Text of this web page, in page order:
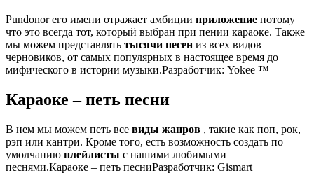
Pundonor его имени отражает амбиции приложение потому
что это всегда тот, который выбран при пении караоке. Также
мы можем представлять тысячи песен из всех видов
черновиков, от самых популярных в настоящее время до
мифического в истории музыки.Разработчик: Yokee ™
Караоке – петь песни
В нем мы можем петь все виды жанров , такие как поп, рок,
рэп или кантри. Кроме того, есть возможность создать по
умолчанию плейлисты с нашими любимыми
песнями.Караоке – петь песниРазработчик: Gismart